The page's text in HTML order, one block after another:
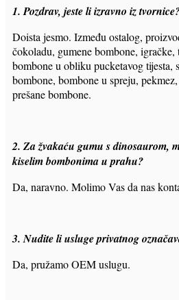
1. Pozdrav, jeste li izravno iz
Doista jesmo. Između ostalog,
čokoladu, gumene bombone,
bombone u obliku pucketavog tijesta,
bombone, bombone u spreju,
prešane bombone.
2. Za žvakaću gumu s dinosaurom,
kiselim bombonima u prahu?
Da, naravno. Molimo Vas da nas
3. Nudite li usluge privatnog
Da, pružamo OEM uslugu.